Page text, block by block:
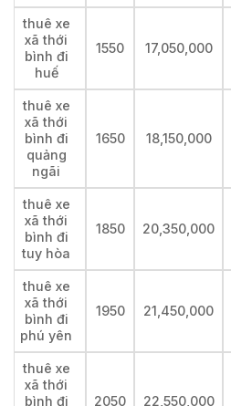
thuê xe
xã thới
bình đi
huế
1550 17,050,000
thuê xe
xã thới
bình đi
quảng
ngãi
1650 18,150,000
thuê xe
xã thới
bình đi
tuy hòa
1850 20,350,000
thuê xe
xã thới
bình đi
phú yên
1950 21,450,000
thuê xe
xã thới
bình đi
2050 22,550,000